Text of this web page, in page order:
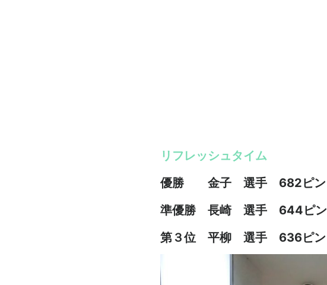
リフレッシュタイム
優勝 金子 選手 682ピン
準優勝 長崎 選手 644ピン
第３位 平柳 選手 636ピン